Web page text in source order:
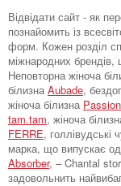
Відвідати сайт - як
познайомить із
форм. Кожен розділ
міжнародних
Неповторна жіноча
білизна Aubade,
жіноча білизна
tam.tam, жіноча
FERRE, голлівудські
марка, що випускає
Absorber, – Chantal
задовольнить